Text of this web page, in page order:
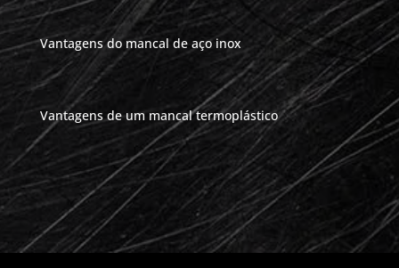
Vantagens do mancal de aço inox
Vantagens de um mancal termoplástico